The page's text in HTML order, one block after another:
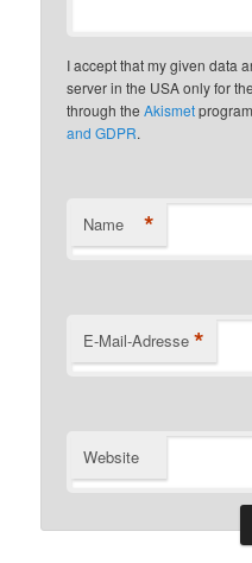
I accept that my given data
server in the USA only for
through theAkismet
and GDPR.
Name *
E-Mail-Adresse *
Website